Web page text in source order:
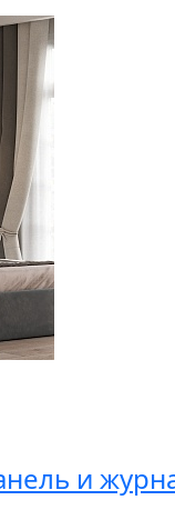
и